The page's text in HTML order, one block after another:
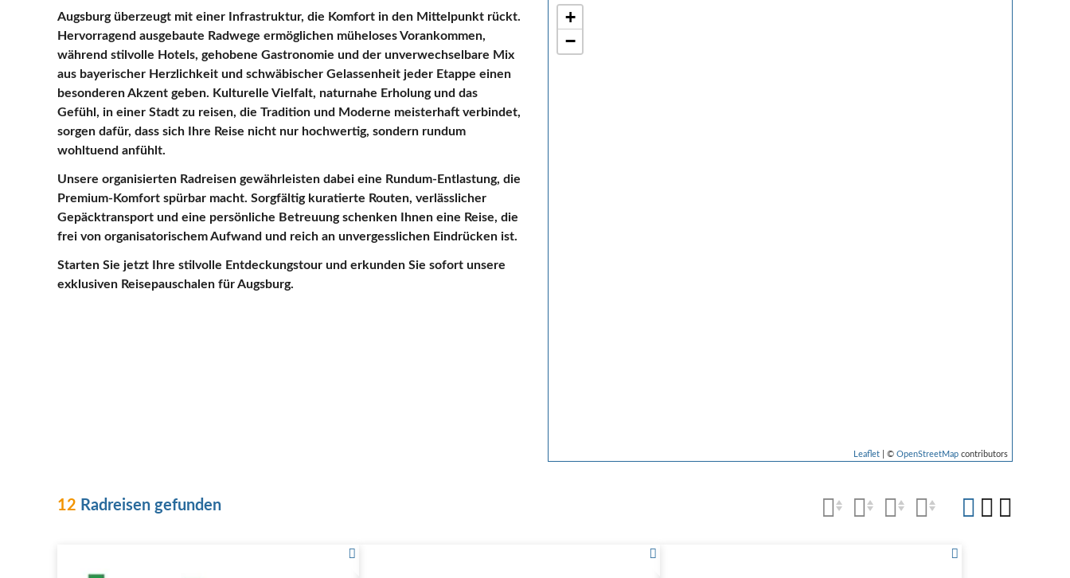
+
−
Leaflet | © OpenStreetMap contributors
Augsburg überzeugt mit einer Infrastruktur, die Komfort in den Mittelpunkt rückt.
Hervorragend ausgebaute Radwege ermöglichen müheloses Vorankommen,
während stilvolle Hotels, gehobene Gastronomie und der unverwechselbare Mix
aus bayerischer Herzlichkeit und schwäbischer Gelassenheit jeder Etappe einen
besonderen Akzent geben. Kulturelle Vielfalt, naturnahe Erholung und das
Gefühl, in einer Stadt zu reisen, die Tradition und Moderne meisterhaft verbindet,
sorgen dafür, dass sich Ihre Reise nicht nur hochwertig, sondern rundum
wohltuend anfühlt.
Unsere organisierten Radreisen gewährleisten dabei eine Rundum-Entlastung, die
Premium-Komfort spürbar macht. Sorgfältig kuratierte Routen, verlässlicher
Gepäcktransport und eine persönliche Betreuung schenken Ihnen eine Reise, die
frei von organisatorischem Aufwand und reich an unvergesslichen Eindrücken ist.
Starten Sie jetzt Ihre stilvolle Entdeckungstour und erkunden Sie sofort unsere
exklusiven Reisepauschalen für Augsburg.
12 Radreisen gefunden